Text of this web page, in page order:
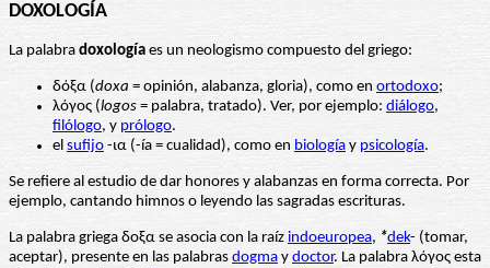
DOXOLOGÍA
La palabra doxología es un neologismo compuesto del griego:
δόξα (doxa = opinión, alabanza, gloria), como en ortodoxo;
λόγος (logos = palabra, tratado). Ver, por ejemplo: diálogo,
filólogo, y prólogo.
el sufijo -ια (-ía = cualidad), como en biología y psicología.
Se refiere al estudio de dar honores y alabanzas en forma correcta. Por
ejemplo, cantando himnos o leyendo las sagradas escrituras.
La palabra griega δοξα se asocia con la raíz indoeuropea, *dek- (tomar,
aceptar), presente en las palabras dogma y doctor. La palabra λόγος esta